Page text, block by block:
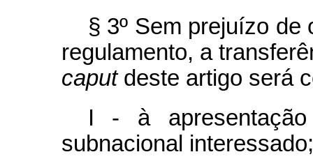
§ 3º Sem prejuízo
regulamento, a
caput deste artigo será
I - à
subnacional interessado;